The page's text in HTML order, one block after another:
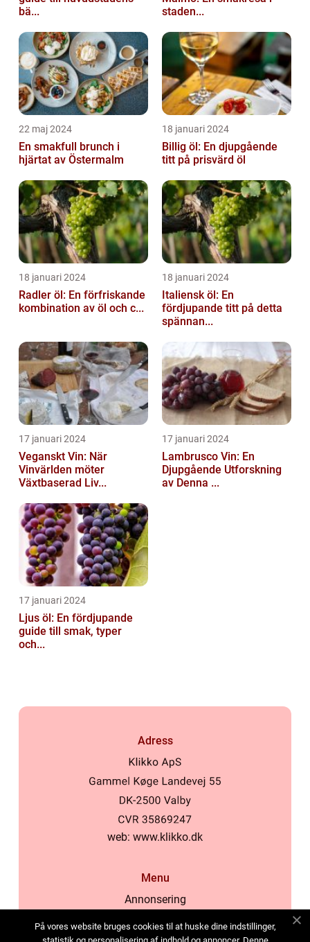
bä...
staden...
22 maj 2024
En smakfull brunch i
hjärtat av Östermalm
18 januari 2024
Billig öl: En djupgående
titt på prisvärd öl
18 januari 2024
Radler öl: En förfriskande
kombination av öl och c...
18 januari 2024
Italiensk öl: En
fördjupande titt på detta
spännan...
17 januari 2024
Veganskt Vin: När
Vinvärlden möter
Växtbaserad Liv...
17 januari 2024
Lambrusco Vin: En
Djupgående Utforskning
av Denna ...
17 januari 2024
Ljus öl: En fördjupande
guide till smak, typer
och...
Adress
web: www.klikko.dk
Menu
Annonsering
Cookies
På vores website bruges cookies til at huske dine indstillinger,